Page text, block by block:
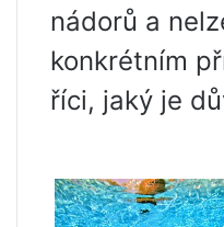
nádorů a
konkrétním
říci, jaký je